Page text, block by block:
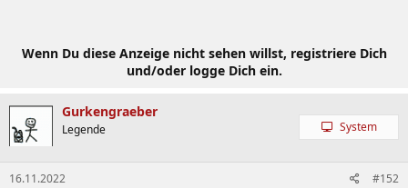
Wenn Du diese Anzeige nicht sehen willst, registriere Dich
und/oder logge Dich ein.
Gurkengraeber
Legende System
16.11.2022 #152